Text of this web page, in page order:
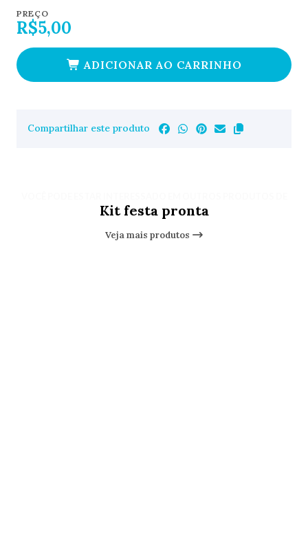
PREÇO
R$5,00
ADICIONAR AO CARRINHO
Compartilhar este produto
Kit festa pronta
Veja mais produtos